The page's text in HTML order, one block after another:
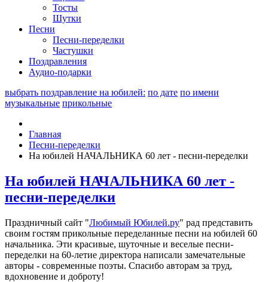
Тосты
Шутки
Песни
Песни-переделки
Частушки
Поздравления
Аудио-подарки
выбрать поздравление на юбилей: по дате по имени
музыкальные прикольные
Главная
Песни-переделки
На юбилей НАЧАЛЬНИКА 60 лет - песни-переделки
На юбилей НАЧАЛЬНИКА 60 лет -
песни-переделки
Праздничный сайт "Любимый Юбилей.ру" рад представить
своим гостям прикольные переделанные песни на юбилей 60
начальника. Эти красивые, шуточные и веселые песни-
переделки на 60-летие директора написали замечательные
авторы - современные поэты. Спасибо авторам за труд,
вдохновение и доброту!